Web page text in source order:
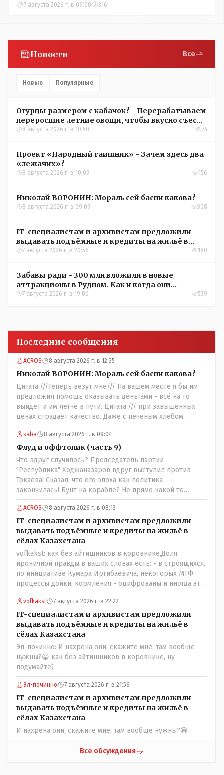
7 августа 2026 г. в 09:00 316
Новости Все
Новые Популярные
Огурцы размером с кабачок? - Перерабатываем
переросшие летние овощи, чтобы вкусно съесть
зимой
8 августа 2026 г. в 10:50 74
Проект «Народный гаишник» - Зачем здесь два
«лежачих»?
8 августа 2026 г. в 10:09 156
Николай ВОРОНИН: Мораль сей басни какова?
8 августа 2026 г. в 09:09 308
IT-специалистам и архивистам предложили
выдавать подъёмные и кредиты на жильё в
сёлах Казахстана
7 августа 2026 г. в 20:56 180
Забавы ради - 300 млн вложили в новые
аттракционы в Рудном. Как и когда они
окупятся?
7 августа 2026 г. в 19:00 539
Последние сообщения
ACROS 8 августа 2026 г. в 12:35
Николай ВОРОНИН: Мораль сей басни какова?
Цитата:///Теперь везут мне/// На вашем месте я бы им
предложил помощь оказывать деньгами - всё на то
выйдет и им легче в пути. Цитата:/// при завышенных
ценах страдает качество. Даже с печеным хлебом
проблема. // На вкус и цвет........., по мне : - наша молочка
значительно вкуснее чем руссская и белоруская, а хлеб
покупайте формовой, бюджетный- он значительно
вкусней остальных, но самый вкусный хлеб в совхозных
пекарнях; мясо - русское, белоруское не вкусное- наше
значительно вкусней и натуральное Цитата:///В
финансовой столице республики все дешевле./// Что
правда то правда: - там продкты и фрукты-овощи
дешевле и услуги тамады, певцов тоже и провести той
на 250-300 человек там обойдётся в разы дешевле чем в
Костанае. Цитата:///Кому доверять?/// Только себе: - за
что боролись на то и напоролись- хотели капитализм,
захотели жить в коммунизме где был принцип:
"....человек человеку- брат...."
saba 8 августа 2026 г. в 09:04
Флуд и оффтопик (часть 9)
Что вдруг случилось? Председатель партии
"Республика" Ходжаназаров вдруг выступил против
Токаева! Сказал, что его эпоха как политика
закончилась! Бунт на корабле? Не прямо какой то
правдолюб вдруг выступил! Может он инопланетянин?
Появился неизвестно откуда, отжал у бывшего
всесильного Розинова целый холдинг и теперь против
президента выступает! Вот ни капельки ему не поверю,
что он действует в интересах страны, про народ уже и
не говорю! Опять какие то закулисные игры?
ACROS 8 августа 2026 г. в 08:13
IT-специалистам и архивистам предложили
выдавать подъёмные и кредиты на жильё в
сёлах Казахстана
vofkakst: как без айтишников в коровнике,Доля
ироничной правды в ваших словах есть: - в строящихся,
по инициативе Кумара Иргибаевича, некоторых МТФ
процессы дойки, кормления - оцифрованы и иногда эти
программы дают сбой - и тогда они нужны, хотя я
насколько в курсе своей комьютерной безграмотности
- все эти вопросы можно решать и устранять эти сбои и
удалённо - лёжа на диване, в городе. Но, этих
современных и оцифрованных МТФ критично мало для
массового переезда лохматых и обкуренных молодых
ребят из города в село, да и те МТФ я по опыту
подозреваю, скоро перейдут на обслуживание с
помошью кувалды, китайского скотча, алюминевой
проволоки и русского мата. Вот где работать в селе
именно АРХИВАРИУСАМ - понятие не имею- допустим
все мои архивы по работе и по семейной жизни -
помещаются в одну дешёвую китайскую флешку
Впрочем, не надо гадать: - это замутили УМНЫЕ люди
наверняка они знают что делают.
vofkakst 7 августа 2026 г. в 22:22
IT-специалистам и архивистам предложили
выдавать подъёмные и кредиты на жильё в
сёлах Казахстана
Эл-починно: И нахрена они, скажите мне, там вообще
нужны?😁 как без айтишников в коровнике, ну
подумайте)
Эл-починно 7 августа 2026 г. в 21:56
IT-специалистам и архивистам предложили
выдавать подъёмные и кредиты на жильё в
сёлах Казахстана
И нахрена они, скажите мне, там вообще нужны?😁
Все обсуждения